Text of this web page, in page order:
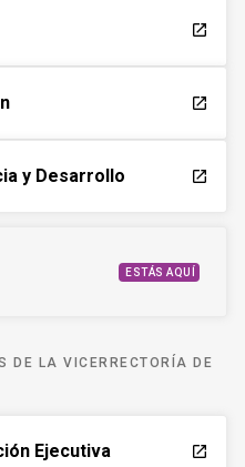
launch
launch
y Desarrollo launch
ESTÁS AQUÍ
DE LA VICERRECTORÍA DE
Ejecutiva launch